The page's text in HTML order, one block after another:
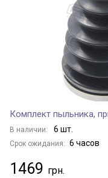
Комплект пыльника,
В наличии: 6 шт.
Срок ожидания: 6 часов
1469